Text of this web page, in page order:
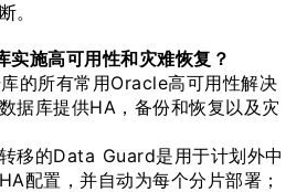
。
实施高可用性和灾难恢复？
的所有常用Oracle高可用性解决
据库提供HA，备份和恢复以及灾
移的Data Guard是用于计划外中
配置，并自动为每个分片部署；